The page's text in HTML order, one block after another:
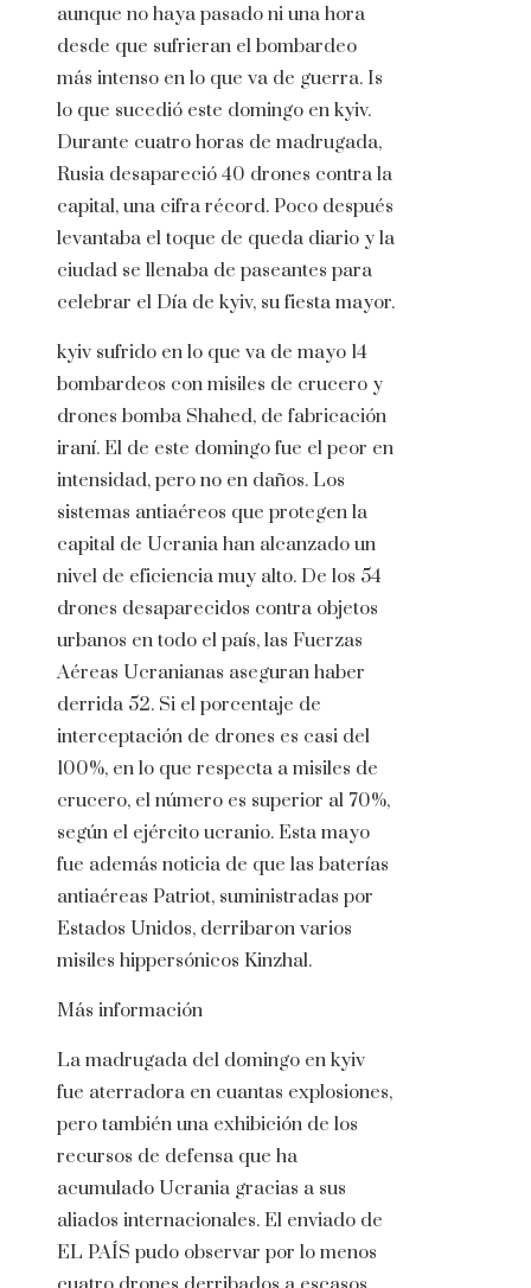
aunque no haya pasado ni una hora
desde que sufrieran el bombardeo
más intenso en lo que va de guerra. Is
lo que sucedió este domingo en kyiv.
Durante cuatro horas de madrugada,
Rusia desapareció 40 drones contra la
capital, una cifra récord. Poco después
levantaba el toque de queda diario y la
ciudad se llenaba de paseantes para
celebrar el Día de kyiv, su fiesta mayor.
kyiv sufrido en lo que va de mayo 14
bombardeos con misiles de crucero y
drones bomba Shahed, de fabricación
iraní. El de este domingo fue el peor en
intensidad, pero no en daños. Los
sistemas antiaéreos que protegen la
capital de Ucrania han alcanzado un
nivel de eficiencia muy alto. De los 54
drones desaparecidos contra objetos
urbanos en todo el país, las Fuerzas
Aéreas Ucranianas aseguran haber
derrida 52. Si el porcentaje de
interceptación de drones es casi del
100%, en lo que respecta a misiles de
crucero, el número es superior al 70%,
según el ejército ucranio. Esta mayo
fue además noticia de que las baterías
antiaéreas Patriot, suministradas por
Estados Unidos, derribaron varios
misiles hippersónicos Kinzhal.
Más información
La madrugada del domingo en kyiv
fue aterradora en cuantas explosiones,
pero también una exhibición de los
recursos de defensa que ha
acumulado Ucrania gracias a sus
aliados internacionales. El enviado de
EL PAÍS pudo observar por lo menos